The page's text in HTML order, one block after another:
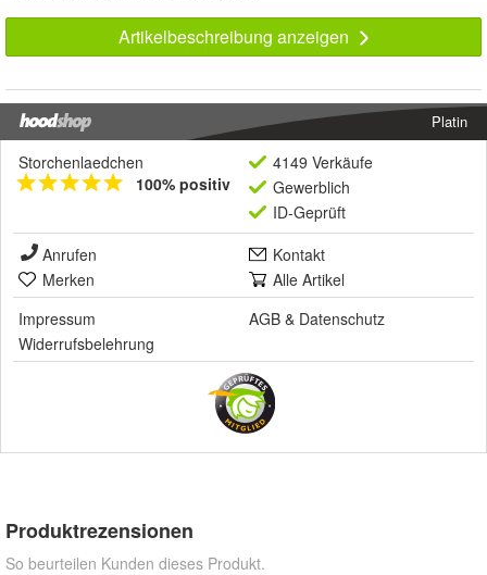
Artikelbeschreibung anzeigen
Platin
Storchenlaedchen
100% positiv
4149 Verkäufe
Gewerblich
ID-Geprüft
Anrufen
Kontakt
Merken
Alle Artikel
Impressum
AGB & Datenschutz
Widerrufsbelehrung
Produktrezensionen
So beurteilen Kunden dieses Produkt.